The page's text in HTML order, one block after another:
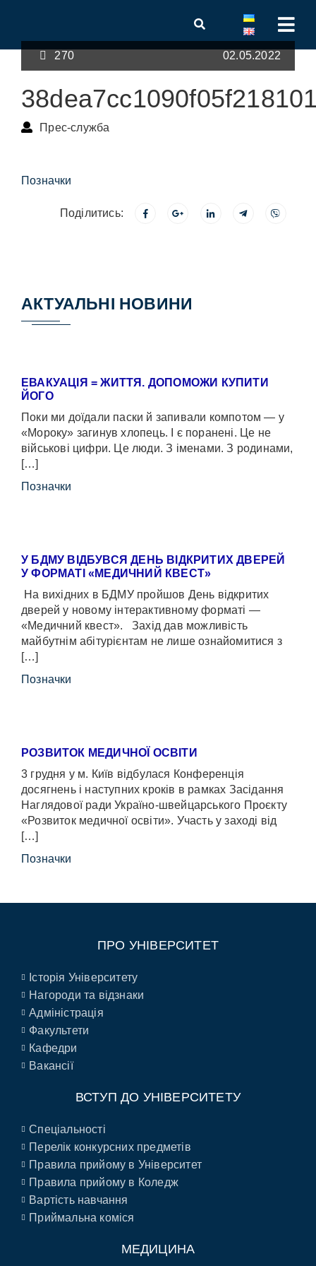
270 02.05.2022
Прес-служба
Позначки
Поділитись:
АКТУАЛЬНІ НОВИНИ
ЕВАКУАЦІЯ = ЖИТТЯ. ДОПОМОЖИ КУПИТИ
ЙОГО
Поки ми доїдали паски й запивали компотом — у
«Мороку» загинув хлопець. І є поранені. Це не
військові цифри. Це люди. З іменами. З родинами,
[…]
Позначки
У БДМУ ВІДБУВСЯ ДЕНЬ ВІДКРИТИХ ДВЕРЕЙ
У ФОРМАТІ «МЕДИЧНИЙ КВЕСТ»
На вихідних в БДМУ пройшов День відкритих
дверей у новому інтерактивному форматі —
«Медичний квест». Захід дав можливість
майбутнім абітурієнтам не лише ознайомитися з
[…]
Позначки
РОЗВИТОК МЕДИЧНОЇ ОСВІТИ
3 грудня у м. Київ відбулася Конференція
досягнень і наступних кроків в рамках Засідання
Наглядової ради Україно-швейцарського Проєкту
«Розвиток медичної освіти». Участь у заході від
[…]
Позначки
ПРО УНІВЕРСИТЕТ
Історія Університету
Нагороди та відзнаки
Адміністрація
Факультети
Кафедри
Вакансії
ВСТУП ДО УНІВЕРСИТЕТУ
Спеціальності
Перелік конкурсних предметів
Правила прийому в Університет
Правила прийому в Коледж
Вартість навчання
Приймальна коміся
МЕДИЦИНА